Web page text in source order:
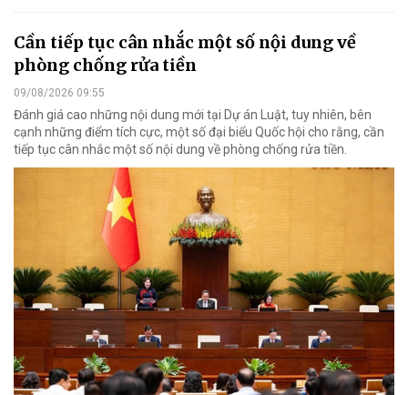
Cần tiếp tục cân nhắc một số nội dung về
phòng chống rửa tiền
09/08/2026 09:55
Đánh giá cao những nội dung mới tại Dự án Luật, tuy nhiên, bên
cạnh những điểm tích cực, một số đại biểu Quốc hội cho rằng, cần
tiếp tục cân nhắc một số nội dung về phòng chống rửa tiền.